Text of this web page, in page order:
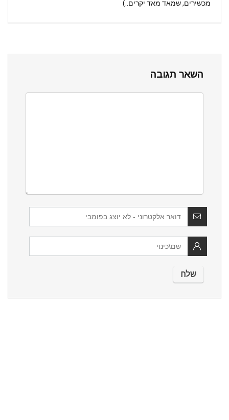
מכשירים, שמאד מאד יקרים..)
השאר תגובה